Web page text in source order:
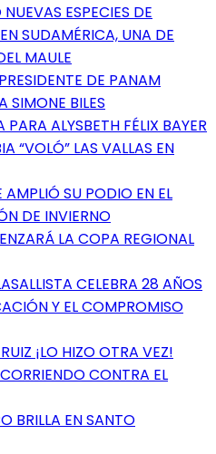
ESPECIES DE
SUDAMÉRICA, UNA DE
MAULE
DE PANAM
SIMONE BILES
ALYSBETH FÉLIX BAYER
“VOLÓ” LAS VALLAS EN
SU PODIO EN EL
DE INVIERNO
LA COPA REGIONAL
CELEBRA 28 AÑOS
Y EL COMPROMISO
¡LO HIZO OTRA VEZ!
CONTRA EL
BRILLA EN SANTO